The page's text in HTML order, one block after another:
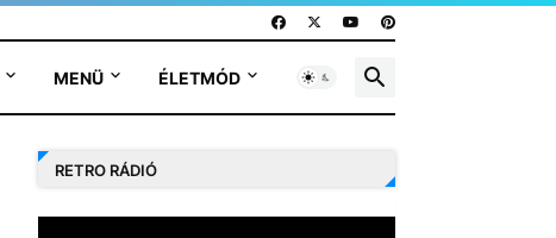
MENÜ ÉLETMÓD
RETRO RÁDIÓ